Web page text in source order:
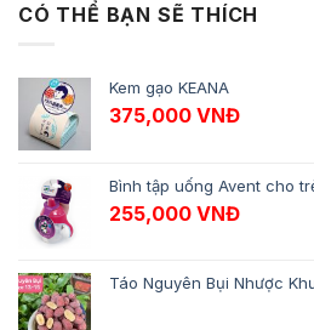
CÓ THỂ BẠN SẼ THÍCH
Kem gạo KEANA
375,000 VNĐ
Bình tập uống Avent cho
255,000 VNĐ
Táo Nguyên Bụi Nhược